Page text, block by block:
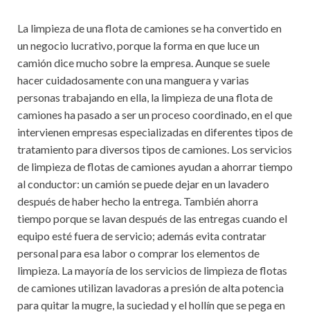
La limpieza de una flota de camiones se ha convertido en
un negocio lucrativo, porque la forma en que luce un
camión dice mucho sobre la empresa. Aunque se suele
hacer cuidadosamente con una manguera y varias
personas trabajando en ella, la limpieza de una flota de
camiones ha pasado a ser un proceso coordinado, en el que
intervienen empresas especializadas en diferentes tipos de
tratamiento para diversos tipos de camiones. Los servicios
de limpieza de flotas de camiones ayudan a ahorrar tiempo
al conductor: un camión se puede dejar en un lavadero
después de haber hecho la entrega. También ahorra
tiempo porque se lavan después de las entregas cuando el
equipo esté fuera de servicio; además evita contratar
personal para esa labor o comprar los elementos de
limpieza. La mayoría de los servicios de limpieza de flotas
de camiones utilizan lavadoras a presión de alta potencia
para quitar la mugre, la suciedad y el hollín que se pega en